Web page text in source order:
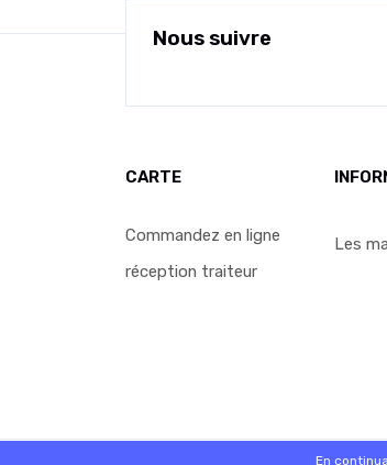
Nous suivre
CARTE
Commandez en ligne
réception traiteur
Les
SaasFood -
En